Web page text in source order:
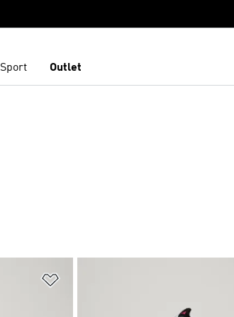
Sport Outlet